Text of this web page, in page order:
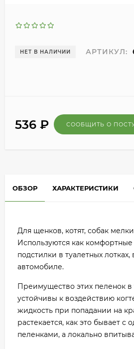
НЕТ В НАЛИЧИИ АРТИКУЛ:
536 ₽ СООБЩИТЬ О
ОБЗОР ХАРАКТЕРИСТИКИ
Для щенков, котят, собак
Используются как
подстилки в туалетных лотках,
автомобиле.
Преимущество этих пеленок в
устойчивы к воздействию
жидкость при попадании на
растекается, как это бывает с
пеленками, а локально